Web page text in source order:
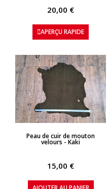
20,00 €
APERÇU RAPIDE
APERÇU RAPIDE
Peau de cuir de mouton
velours - Kaki
15,00 €